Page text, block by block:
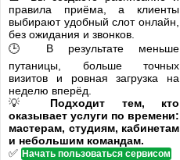
правила приёма, а клиенты
выбирают удобный слот онлайн,
без ожидания и звонков.
🕒 В результате меньше
путаницы, больше точных
визитов и ровная загрузка на
неделю вперёд.
💡 Подходит тем, кто
оказывает услуги по времени:
мастерам, студиям, кабинетам
и небольшим командам.
✅ Начать пользоваться сервисом